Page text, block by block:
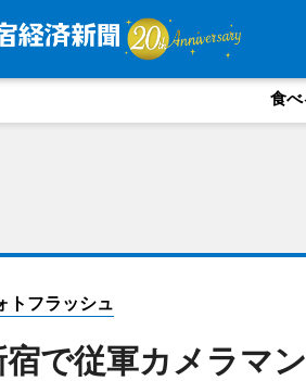
食べ
トフラッシュ
宿で従軍カメラマ